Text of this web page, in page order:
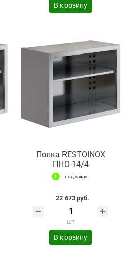
В корзину
Полка RESTOINOX
ПНО-14/4
под заказ
22 673 руб.
шт
В корзину